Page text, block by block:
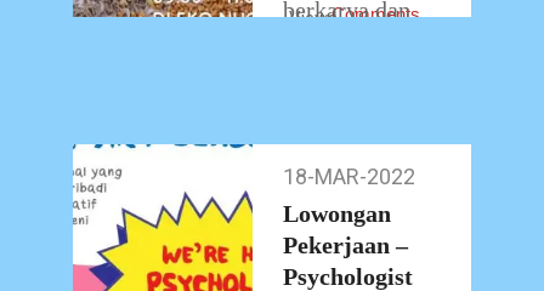
berkarya dan
Comments
Mar-
2022
18-MAR-2022
Lowongan
Pekerjaan –
Psychologist